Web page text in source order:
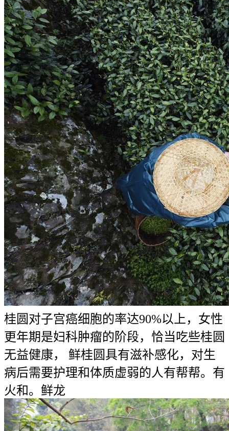
桂圆对子宫癌细胞的率达90%以上，女性
更年期是妇科肿瘤的阶段，恰当吃些桂圆
无益健康， 鲜桂圆具有滋补感化，对生
病后需要护理和体质虚弱的人有帮帮。有
火和。鲜龙